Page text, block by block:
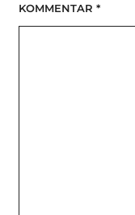
KOMMENTAR *